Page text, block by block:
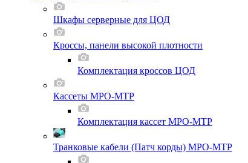
Шкафы серверные для ЦОД
Кроссы, панели высокой плотности
Комплектация кроссов ЦОД
Кассеты MPO-MTP
Комплектация кассет MPO-MTP
Транковые кабели (Патч корды) MPO-MTP